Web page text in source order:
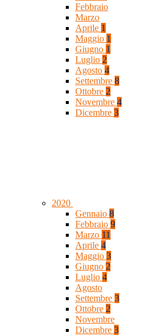
Febbraio
Marzo
Aprile 1
Maggio 1
Giugno 1
Luglio 2
Agosto 4
Settembre 8
Ottobre 2
Novembre 4
Dicembre 3
2020
Gennaio 8
Febbraio 9
Marzo 11
Aprile 4
Maggio 3
Giugno 2
Luglio 4
Agosto
Settembre 3
Ottobre 2
Novembre
Dicembre 3